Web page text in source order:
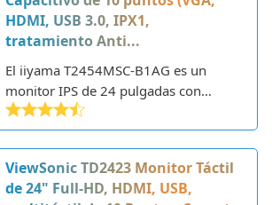
ajustable. Otras características
notables incluyen altavoces
integrados, opciones de conectividad
como HDMI y DisplayPort y
tecnología táctil para interactuar
directamente con la pantalla. En
general, el ASUS BE24ECSBT ofrece
un buen valor para aquellos buscando
un monitor básico full HD para tareas
diarias.
HDMI, USB 3.0, IPX1,
tratamiento Anti...
El iiyama T2454MSC-B1AG es un
monitor IPS de 24 pulgadas con
1080P de resolución diseñado para
ambientes comerciales y
corporativos. Viene de la reconocida
marca japonesa iiyama, que tiene
décadas de experiencia en monitores
ViewSonic TD2423 Monitor Táctil
de 24" Full-HD, HDMI, USB,